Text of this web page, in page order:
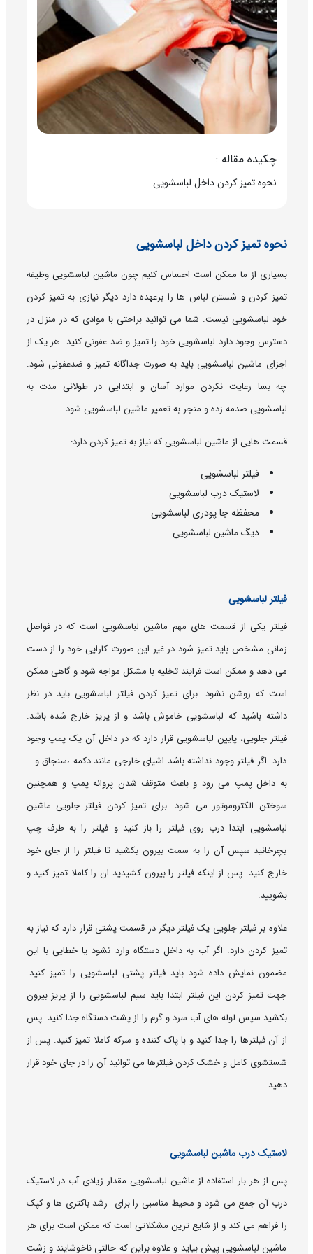
چکیده مقاله :
نحوه تمیز کردن داخل لباسشویی
نحوه تمیز کردن داخل لباسشویی
بسیاری از ما ممکن است احساس کنیم چون ماشین لباسشویی وظیفه
تمیز کردن و شستن لباس ها را برعهده دارد دیگر نیازی به تمیز کردن
خود لباسشویی نیست. شما می توانید براحتی با موادی که در منزل در
دسترس وجود دارد لباسشویی خود را تمیز و ضد عفونی کنید .هر یک از
اجزای ماشین لباسشویی باید به صورت جداگانه تمیز و ضدعفونی شود.
چه بسا رعایت نکردن موارد آسان و ابتدایی در طولانی مدت به
لباسشویی صدمه زده و منجر به تعمیر ماشین لباسشویی شود
قسمت هایی از ماشین لباسشویی که نیاز به تمیز کردن دارد:
فیلتر لباسشویی
لاستیک درب لباسشویی
محفظه جا پودری لباسشویی
دیگ ماشین لباسشویی
فیلتر لباسشویی
فیلتر یکی از قسمت های مهم ماشین لباسشویی است که در فواصل
زمانی مشخص باید تمیز شود در غیر این صورت کارایی خود را از دست
می دهد و ممکن است فرایند تخلیه با مشکل مواجه شود و گاهی ممکن
است که روشن نشود. برای تمیز کردن فیلتر لباسشویی باید در نظر
داشته باشید که لباسشویی خاموش باشد و از پریز خارج شده باشد.
فیلتر جلویی، پایین لباسشویی قرار دارد که در داخل آن یک پمپ وجود
دارد. اگر فیلتر وجود نداشته باشد اشیای خارجی مانند دکمه ،سنجاق و...
به داخل پمپ می رود و باعث متوقف شدن پروانه پمپ و همچنین
سوختن الکتروموتور می شود. برای تمیز کردن فیلتر جلویی ماشین
لباسشویی ابتدا درب روی فیلتر را باز کنید و فیلتر را به طرف چپ
بچرخانید سپس آن را به سمت بیرون بکشید تا فیلتر را از جای خود
خارج کنید. پس از اینکه فیلتر را بیرون کشیدید ان را کاملا تمیز کنید و
بشویید.
علاوه بر فیلتر جلویی یک فیلتر دیگر در قسمت پشتی قرار دارد که نیاز به
تمیز کردن دارد. اگر آب به داخل دستگاه وارد نشود یا خطایی با این
مضمون نمایش داده شود باید فیلتر پشتی لباسشویی را تمیز کنید.
جهت تمیز کردن این فیلتر ابتدا باید سیم لباسشویی را از پریز بیرون
بکشید سپس لوله های آب سرد و گرم را از پشت دستگاه جدا کنید. پس
از آن فیلترها را جدا کنید و با پاک کننده و سرکه کاملا تمیز کنید. پس از
شستشوی کامل و خشک کردن فیلترها می توانید آن را در جای خود قرار
دهید.
لاستیک درب ماشین لباسشویی
پس از هر بار استفاده از ماشین لباسشویی مقدار زیادی آب در لاستیک
درب آن جمع می شود و محیط مناسبی را برای رشد باکتری ها و کپک
را فراهم می کند و از شایع ترین مشکلاتی است که ممکن است برای هر
ماشین لباسشویی پیش بیاید و علاوه براین که حالتی ناخوشایند و زشت